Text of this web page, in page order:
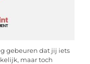
gebeuren dat jij iets
maar toch